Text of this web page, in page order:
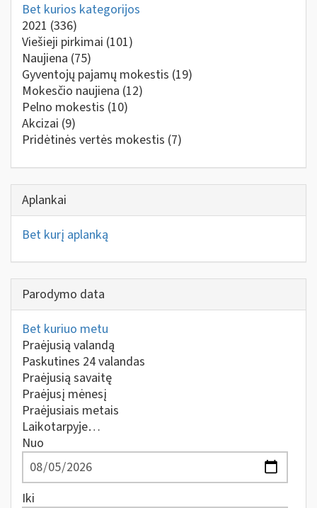
Bet kurios kategorijos
2021 (336)
Viešieji pirkimai (101)
Naujiena (75)
Gyventojų pajamų mokestis (19)
Mokesčio naujiena (12)
Pelno mokestis (10)
Akcizai (9)
Pridėtinės vertės mokestis (7)
Aplankai
Bet kurį aplanką
Parodymo data
Bet kuriuo metu
Praėjusią valandą
Paskutines 24 valandas
Praėjusią savaitę
Praėjusį mėnesį
Praėjusiais metais
Laikotarpyje…
Nuo
Iki